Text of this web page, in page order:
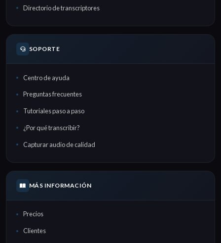
Directorio de transcriptores
SOPORTE
Centro de ayuda
Preguntas frecuentes
Tutoriales paso a paso
¿Por qué transcribir?
Capturar audio de calidad
MÁS INFORMACIÓN
Precios
Clientes